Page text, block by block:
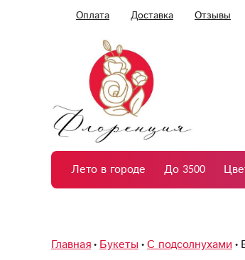
Оплата Доставка Отзывы
Лето в городе До 3500
Главная Букеты С подсолнухами